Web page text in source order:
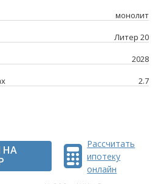
монолит
Литер 20
2028
2.7
НА
Рассчитать
ипотеку
онлайн